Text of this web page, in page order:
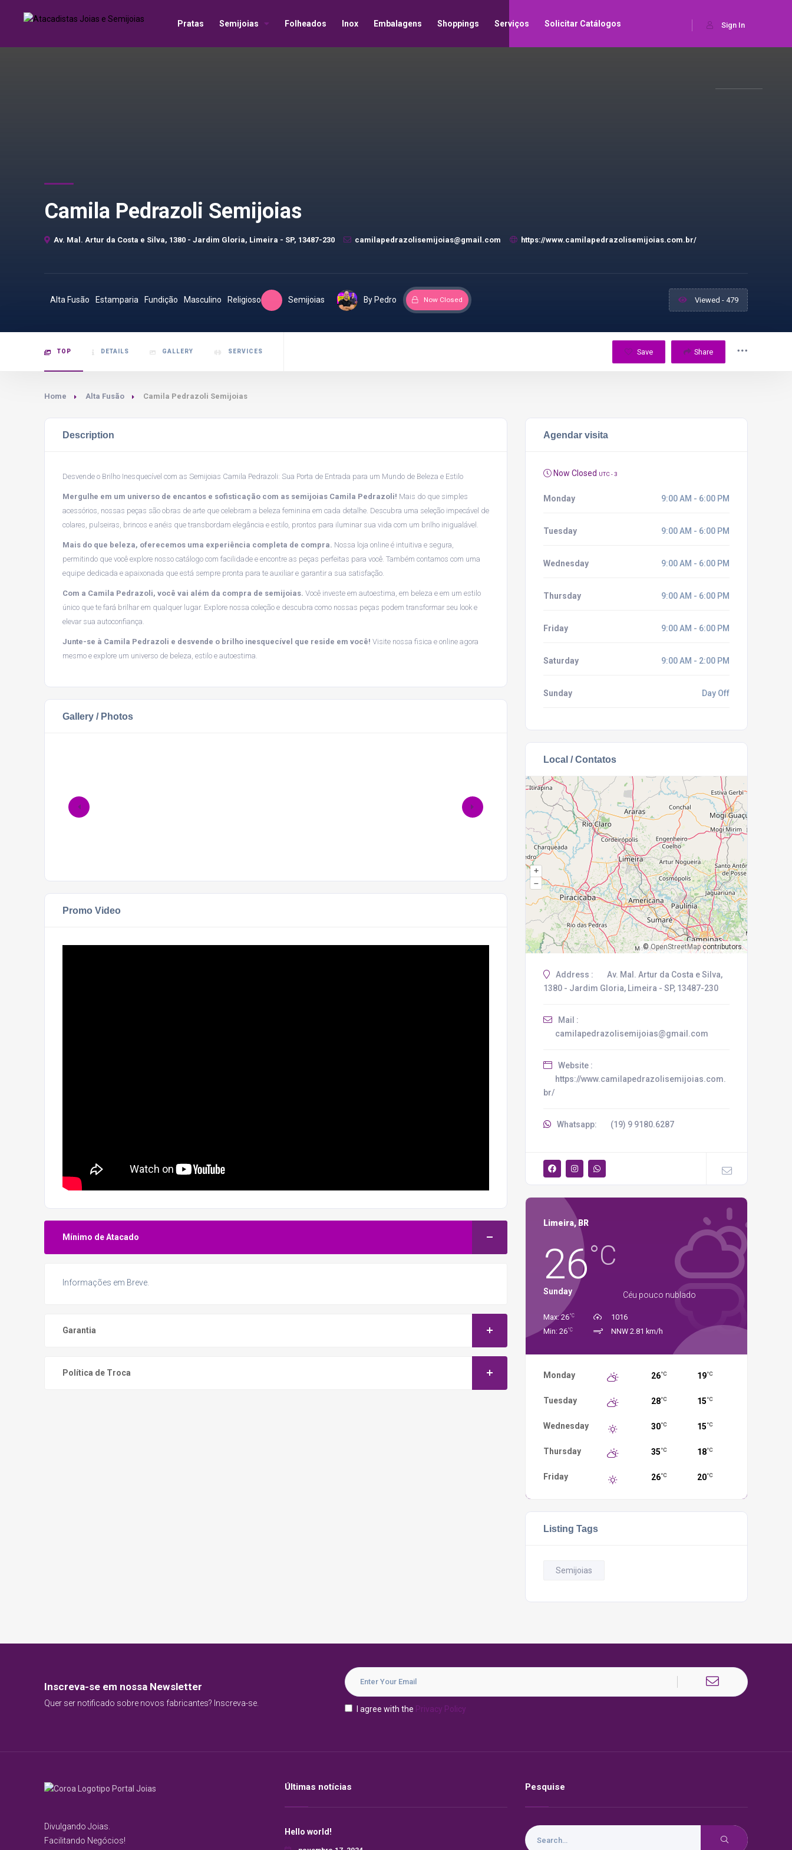
Sign In
Pratas Semijoias Folheados Inox Embalagens Shoppings Serviços Solicitar Catálogos
Camila Pedrazoli Semijoias
Av. Mal. Artur da Costa e Silva, 1380 - Jardim Gloria, Limeira - SP, 13487-230 camilapedrazolisemijoias@gmail.com https://www.camilapedrazolisemijoias.com.br/
Alta Fusão Estamparia Fundição Masculino Religioso Semijoias By Pedro Now Closed Viewed - 479
TOP DETAILS GALLERY SERVICES Save Share
Home Alta Fusão Camila Pedrazoli Semijoias
Description
Desvende o Brilho Inesquecível com as Semijoias Camila Pedrazoli: Sua Porta de Entrada para um Mundo de Beleza e Estilo
Mergulhe em um universo de encantos e sofisticação com as semijoias Camila Pedrazoli! Mais do que simples
acessórios, nossas peças são obras de arte que celebram a beleza feminina em cada detalhe. Descubra uma seleção impecável de
colares, pulseiras, brincos e anéis que transbordam elegância e estilo, prontos para iluminar sua vida com um brilho inigualável.
Mais do que beleza, oferecemos uma experiência completa de compra. Nossa loja online é intuitiva e segura,
permitindo que você explore nosso catálogo com facilidade e encontre as peças perfeitas para você. Também contamos com uma
equipe dedicada e apaixonada que está sempre pronta para te auxiliar e garantir a sua satisfação.
Com a Camila Pedrazoli, você vai além da compra de semijoias. Você investe em autoestima, em beleza e em um estilo
único que te fará brilhar em qualquer lugar. Explore nossa coleção e descubra como nossas peças podem transformar seu look e
elevar sua autoconfiança.
Junte-se à Camila Pedrazoli e desvende o brilho inesquecível que reside em você! Visite nossa fisica e online agora
mesmo e explore um universo de beleza, estilo e autoestima.
Gallery / Photos
Promo Video
Mínimo de Atacado
Informações em Breve.
Garantia
Política de Troca
Agendar visita
Now Closed UTC - 3
Monday 9:00 AM - 6:00 PM
Tuesday 9:00 AM - 6:00 PM
Wednesday 9:00 AM - 6:00 PM
Thursday 9:00 AM - 6:00 PM
Friday 9:00 AM - 6:00 PM
Saturday 9:00 AM - 2:00 PM
Sunday Day Off
Local / Contatos
+
–
©OpenStreetMapcontributors.
Address :
Av. Mal. Artur da Costa e Silva,
1380 - Jardim Gloria, Limeira - SP, 13487-230
Mail :
camilapedrazolisemijoias@gmail.com
Website :
https://www.camilapedrazolisemijoias.com.
br/
Whatsapp: (19) 9 9180.6287
Limeira, BR
26°C
Céu pouco nublado
Sunday
Max: 26°C
Min: 26°C
1016
NNW 2.81 km/h
Monday 26°C 19°C
Tuesday 28°C 15 °C
Wednesday 30°C 15 °C
Thursday 35 °C 18°C
Friday 26°C 20°C
Listing Tags
Semijoias
Inscreva-se em nossa Newsletter
Quer ser notificado sobre novos fabricantes? Inscreva-se.
I agree with the Privacy Policy
Divulgando Joias.
Facilitando Negócios!
Últimas notícias
Hello world!
Pesquise